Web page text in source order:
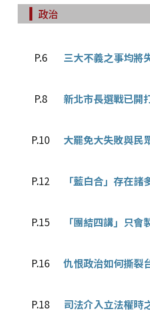
政治
P.6 三大不義之事均
P.8 新北市長選戰已開
P.10 大罷免大失敗與
P.12 「藍白合」存在
P.15 「團結四講」只
P.16 仇恨政治如何撕裂
P.18 司法介入立法權